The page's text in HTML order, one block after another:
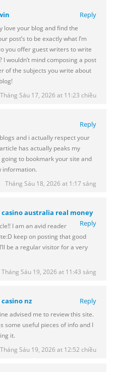
Reply
love your blog and find the
post’s to be exactly what I’m
you offer guest writers to write
wouldn’t mind composing a post
of the subjects you write about
Tháng Sáu 17, 2026 at 11:23 chiều
Reply
and i actually respect your
has actually peaks my
to bookmark your site and
information.
Tháng Sáu 18, 2026 at 1:17 sáng
australia real money
Reply
I am an avid reader
keep on posting that good
be a regular visitor for a very
Tháng Sáu 19, 2026 at 11:43 sáng
nz Reply
advised me to review this site.
some useful pieces of info and I
it.
Tháng Sáu 19, 2026 at 12:52 chiều